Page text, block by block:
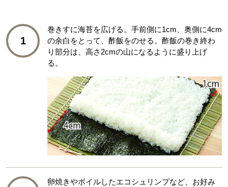
1
巻きすに海苔を広げる。手前側に1cm、奥側に4cm
の余白をとって、酢飯をのせる。酢飯の巻き終わ
り部分は、高さ2cmの山になるように盛り上げ
る。
卵焼きやボイルしたエコシュリンプなど、お好み